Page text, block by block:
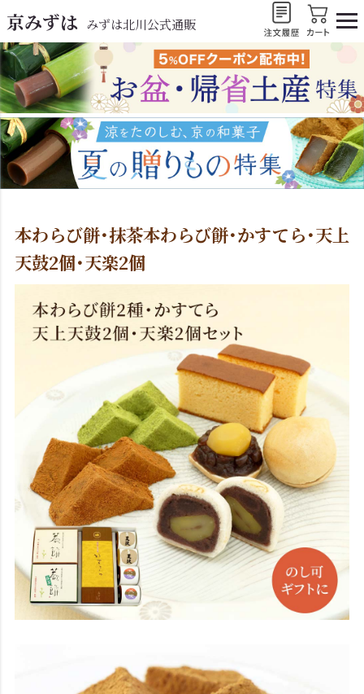
京みずは みずは北川公式通販
本わらび餅･抹茶本わらび餅･かすてら･天上
天鼓2個･天楽2個